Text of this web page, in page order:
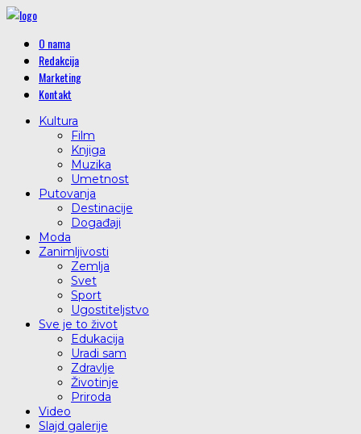
O nama
Redakcija
Marketing
Kontakt
Kultura
Film
Knjiga
Muzika
Umetnost
Putovanja
Destinacije
Događaji
Moda
Zanimljivosti
Zemlja
Svet
Sport
Ugostiteljstvo
Sve je to život
Edukacija
Uradi sam
Zdravlje
Životinje
Priroda
Video
Slajd galerije